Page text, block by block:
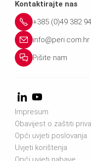
Kontaktirajte nas
+385 (0)49 382
info@peri.com.hr
Pišite nam
Impresum
Obavijest o zaštiti
Opći uvjeti poslovanja
Uvjeti korištenja